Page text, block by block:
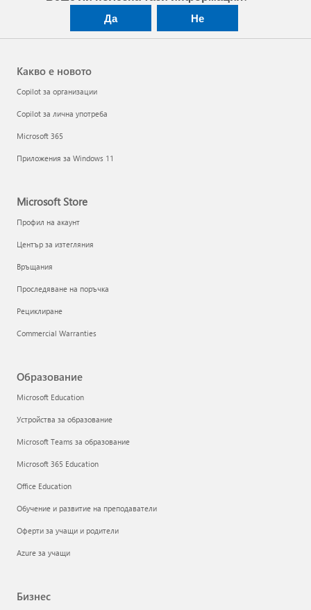
Да Не
Какво е новото
Copilot за организации
Copilot за лична употреба
Microsoft 365
Приложения за Windows 11
Microsoft Store
Профил на акаунт
Център за изтегляния
Връщания
Проследяване на поръчка
Рециклиране
Commercial Warranties
Образование
Microsoft Education
Устройства за образование
Microsoft Teams за образование
Microsoft 365 Education
Office Education
Обучение и развитие на преподаватели
Оферти за учащи и родители
Azure за учащи
Бизнес